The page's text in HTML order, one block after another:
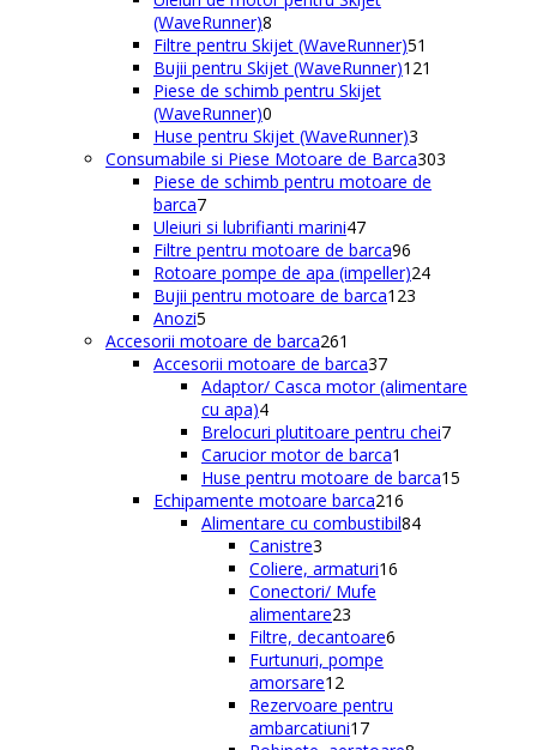
produse
(WaveRunner)8
produse
Filtre pentru Skijet (WaveRunner)51
de
Bujii pentru Skijet (WaveRunner)121
Piese de schimb pentru Skijet
(WaveRunner)0
produse
Huse pentru Skijet (WaveRunner)3
produse
Consumabile si Piese Motoare de Barca303
Piese de schimb pentru motoare de
barca77
produse
Uleiuri si lubrifianti marini4747
de
produse
Filtre pentru motoare de barca96
de
produse
Rotoare pompe de apa (impeller)2424
Bujii pentru motoare de barca123
Anozi5
produse
Accesorii motoare de barca261
de
produse
Accesorii motoare de barca3737
de
Adaptor/ Casca motor (alimentare
cu apa)44
produse
Brelocuri plutitoare pentru chei77
Carucior motor de barca1
produs
Huse pentru motoare de barca15
Echipamente motoare barca216
produse
Alimentare cu combustibil8484
Canistre3
produse
Coliere, armaturi16
Conectori/ Mufe
alimentare23
de
produse
Filtre, decantoare6
Furtunuri, pompe
amorsare12
produse
Rezervoare pentru
ambarcatiuni1717